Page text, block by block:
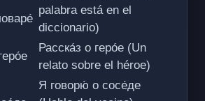
palabra está en el
diccionario)
Расска́з о геро́е (Un
relato sobre el héroe)
Я говорю́ о сосе́де